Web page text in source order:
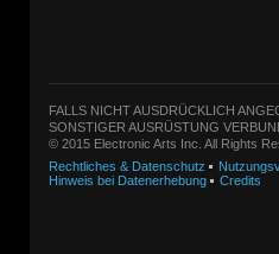
FALLS NICHT AUSDRÜCKLICH
SONSTIGER AUSRÜSTUNG
© 2015 Electronic Arts Inc. All Rights
Rechtliches & Datenschutz
Hinweis bei Datenerhebung
Credits